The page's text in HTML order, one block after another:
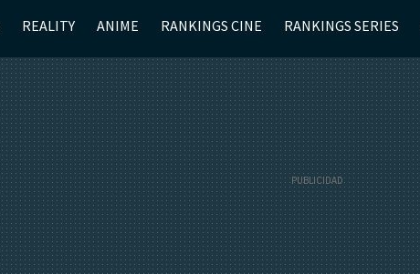
REALITY ANIME RANKINGS CINE RANKINGS SERIES